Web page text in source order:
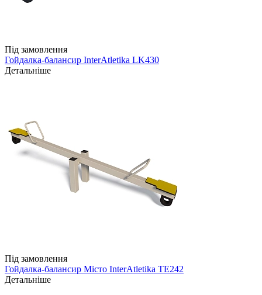
Під замовлення
Гойдалка-балансир InterAtletika LK430
Детальніше
Під замовлення
Гойдалка-балансир Місто InterAtletika TE242
Детальніше